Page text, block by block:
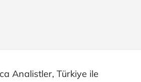
Analistler, Türkiye ile